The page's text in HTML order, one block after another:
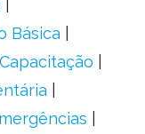
Básica
Capacitação